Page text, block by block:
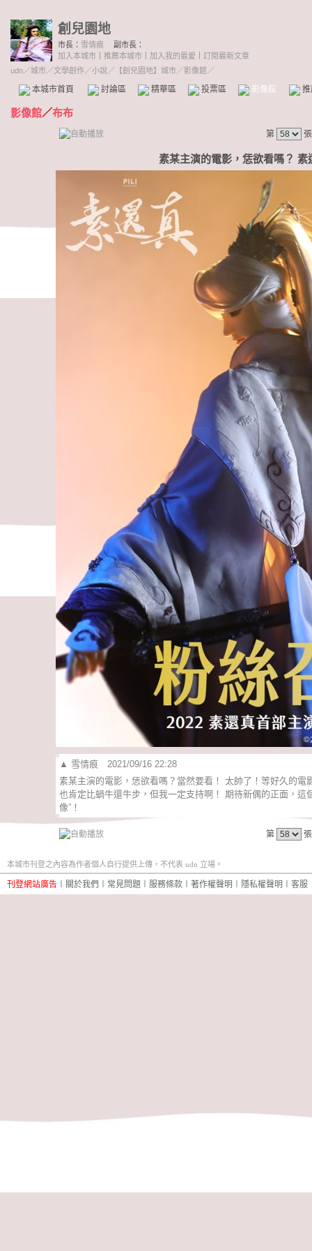
創兒園地
市長： 雪情痕
副市長：
加入本城市
推薦本城市 加入我的最愛
訂閱最新文章
udn／城市／文學創作／小說／ 【創兒園地】城市／影像館／
本城市首頁 討論區 精華區 投票區 影像館
影像館／布布
第
素某主演的電影，恁欲看嗎？ 素
▲ 雪情痕
2021/09/16 22:28
素某主演的電影，恁欲看嗎？當然要看！ 太帥了！等好久的電
也肯定比蝸牛還牛步，但我一定支持啊！ 期待新偶的正面，這
像”！
第
本城市刊登之內容為作者個人自行提供上傳，不代表 udn 立場。
刊登網站廣告 關於我們 常見問題 服務條款 著作權聲明 隱私權聲明 客服